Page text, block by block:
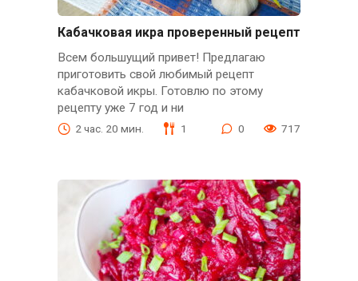
Кабачковая икра проверенный рецепт
Всем большущий привет! Предлагаю
приготовить свой любимый рецепт
кабачковой икры. Готовлю по этому
рецепту уже 7 год и ни
2 час. 20 мин. 1 0 717